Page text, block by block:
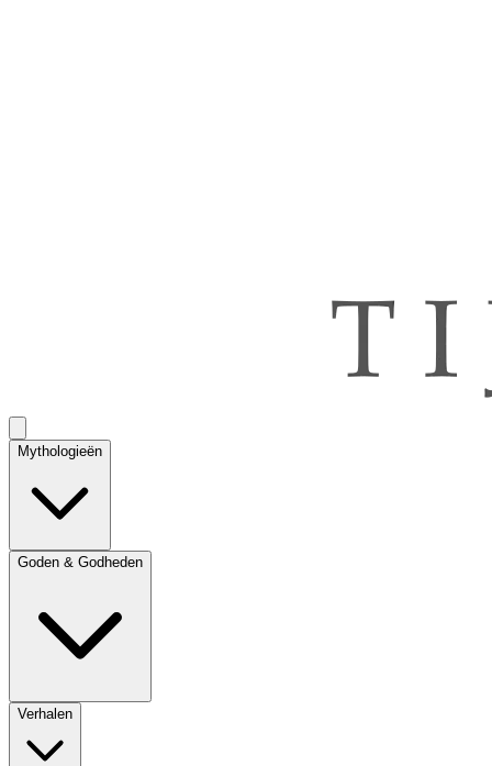
Mythologieën
Goden & Godheden
Verhalen